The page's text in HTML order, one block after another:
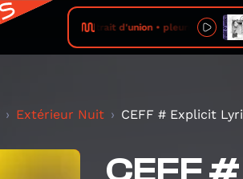
trait d'union • pleurnichard
Extérieur Nuit CEFF # Explicit
CEFF